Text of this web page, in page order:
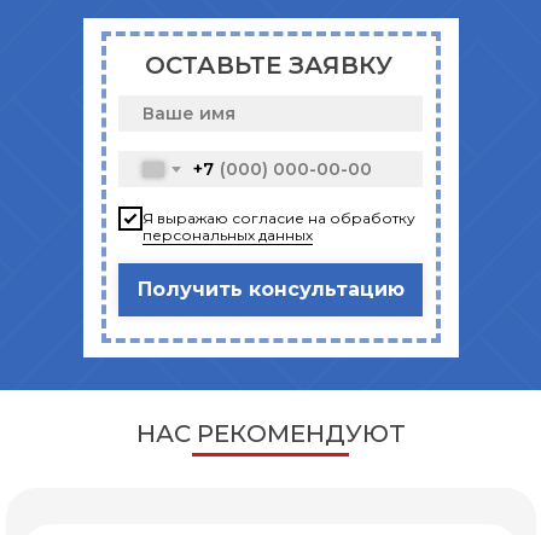
+7
Я выражаю согласие на обработку
персональных данных
Получить консультацию
ОСТАВЬТЕ ЗАЯВКУ
НАС РЕКОМЕНДУЮТ